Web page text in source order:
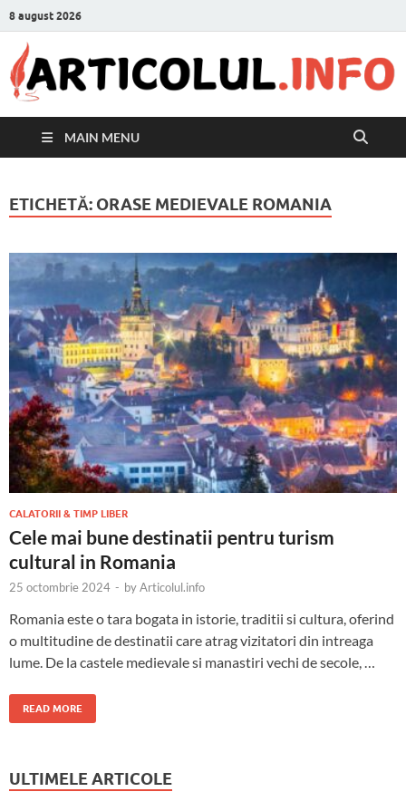
8 august 2026
MAIN MENU
ETICHETĂ: ORASE MEDIEVALE ROMANIA
CALATORII & TIMP LIBER
Cele mai bune destinatii pentru turism
cultural in Romania
25 octombrie 2024 - byArticolul.info
Romania este o tara bogata in istorie, traditii si cultura, oferind
o multitudine de destinatii care atrag vizitatori din intreaga
lume. De la castele medievale si manastiri vechi de secole, …
READ MORE
ULTIMELE ARTICOLE